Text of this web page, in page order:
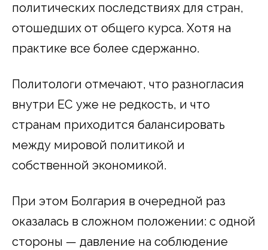
политических последствиях для стран,
отошедших от общего курса. Хотя на
практике все более сдержанно.
Политологи отмечают, что разногласия
внутри ЕС уже не редкость, и что
странам приходится балансировать
между мировой политикой и
собственной экономикой.
При этом Болгария в очередной раз
оказалась в сложном положении: с одной
стороны — давление на соблюдение